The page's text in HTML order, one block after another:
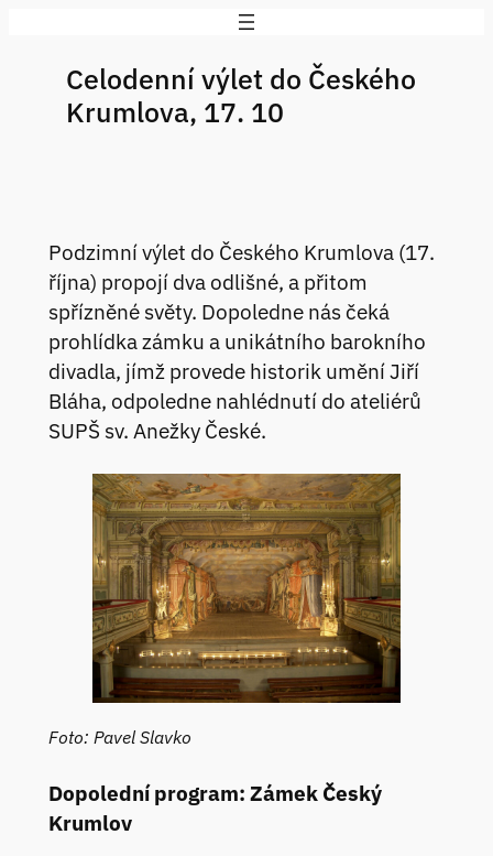
Celodenní výlet do Českého
Krumlova, 17. 10
Podzimní výlet do Českého Krumlova (17.
října) propojí dva odlišné, a přitom
spřízněné světy. Dopoledne nás čeká
prohlídka zámku a unikátního barokního
divadla, jímž provede historik umění Jiří
Bláha, odpoledne nahlédnutí do ateliérů
SUPŠ sv. Anežky České.
Foto: Pavel Slavko
Dopolední program: Zámek Český
Krumlov